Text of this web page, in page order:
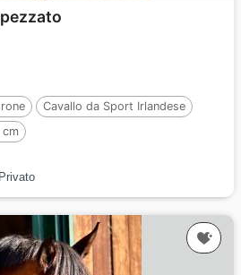
Cavallo da Sport Irlandese
cm
Privato